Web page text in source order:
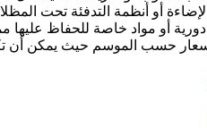
أو أنظمة التدفئة تحت
أو مواد خاصة للحفاظ عليها
حسب الموسم حيث يمكن أن